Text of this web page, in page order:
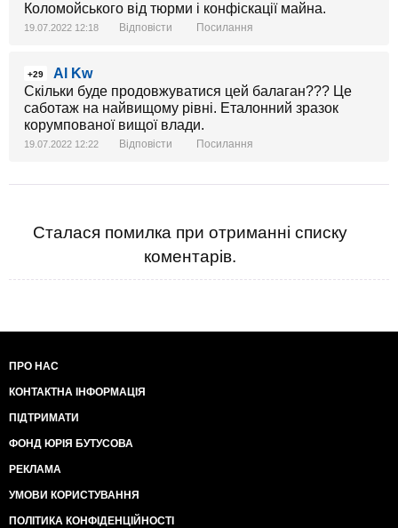
Коломойського від тюрми і конфіскації майна.
19.07.2022 12:18 Відповісти Посилання
+29
Al Kw
Скільки буде продовжуватися цей балаган??? Це
саботаж на найвищому рівні. Еталонний зразок
корумпованої вищої влади.
19.07.2022 12:22 Відповісти Посилання
Сталася помилка при отриманні списку
коментарів.
ПРО НАС
КОНТАКТНА ІНФОРМАЦІЯ
ПІДТРИМАТИ
ФОНД ЮРІЯ БУТУСОВА
РЕКЛАМА
УМОВИ КОРИСТУВАННЯ
ПОЛІТИКА КОНФІДЕНЦІЙНОСТІ